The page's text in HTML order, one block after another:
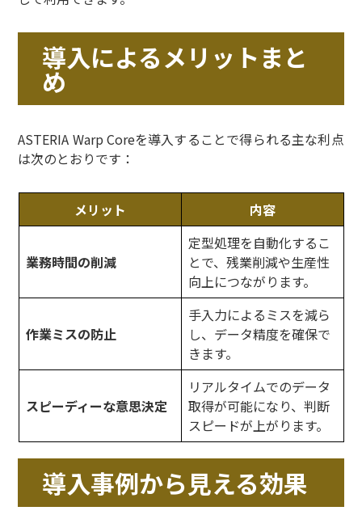
導入によるメリットまと
め
ASTERIA Warp Coreを導入することで得られる主な利点
は次のとおりです：
メリット 内容
業務時間の削減
定型処理を自動化するこ
とで、残業削減や生産性
向上につながります。
作業ミスの防止
手入力によるミスを減ら
し、データ精度を確保で
きます。
スピーディーな意思決定
リアルタイムでのデータ
取得が可能になり、判断
スピードが上がります。
導入事例から見える効果